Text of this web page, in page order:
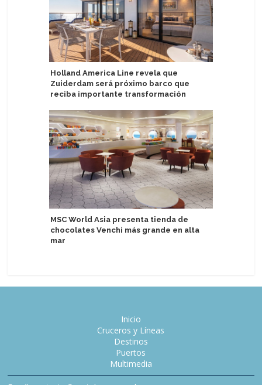
Holland America Line revela que
Zuiderdam será próximo barco que
reciba importante transformación
MSC World Asia presenta tienda de
chocolates Venchi más grande en alta
mar
Inicio
Cruceros y Líneas
Destinos
Puertos
Multimedia